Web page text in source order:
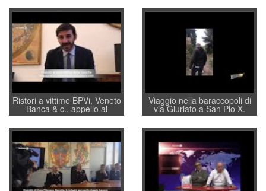
Ristori a vittime BPVi, Veneto
Banca & c., appello al
sottosegretario Alessio
Villarosa: per mettere ordine
convochi con Di Maio CNCU
a supporto della cabina di
regia al Mef
Viaggio nella baraccopoli di
via Giuriato a San Pio X.
Vicenza ai Vicentini: “faremo
un regalo di Natale ai
residenti”